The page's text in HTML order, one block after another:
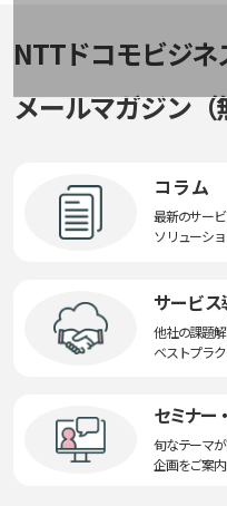
SDPFナレッジセンター
NTTドコモビジ
メールマガジン
コラム
最新のサー
ソリューシ
サービ
他社の課題
ベストプラ
セミナー
旬なテーマ
企画をご案内